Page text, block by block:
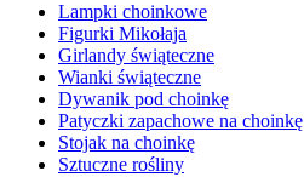
Lampki choinkowe
Figurki Mikołaja
Girlandy świąteczne
Wianki świąteczne
Dywanik pod choinkę
Patyczki zapachowe na choinkę
Stojak na choinkę
Sztuczne rośliny